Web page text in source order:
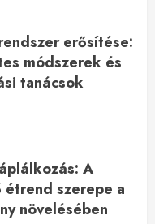
erősítése:
módszerek és
tanácsok
A
szerepe a
növelésében